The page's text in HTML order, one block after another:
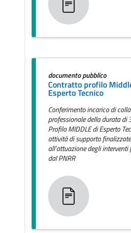
documento pubblico
Contratto profilo
Esperto Tecnico
Conferimento incarico di
professionale della durata di
Profilo MIDDLE di Esperto
attività di supporto finalizzate
all’attuazione degli
dal PNRR